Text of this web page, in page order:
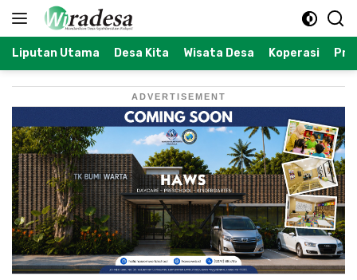
Langsung
Liputan Utama Desa Kita Wisata Desa Koperasi
ADVERTISEMENT